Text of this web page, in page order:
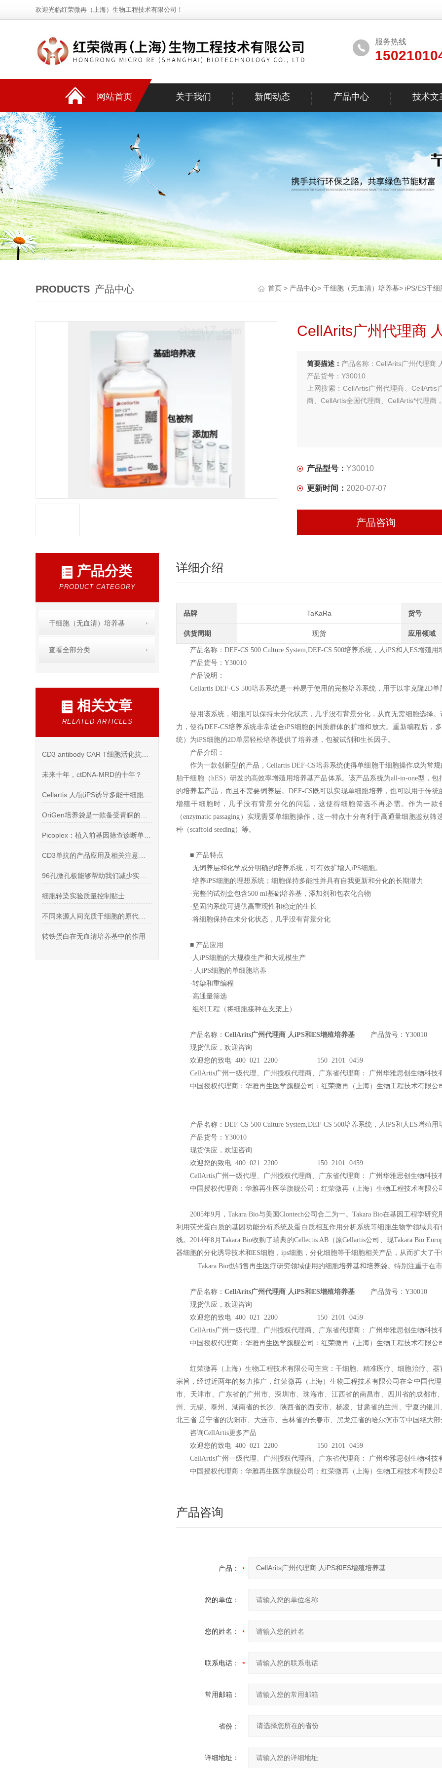
欢迎光临红荣微再（上海）生物工程技术有限公司！
服务热线
网站首页 关于我们 新闻动态 产品中心 技术文
PRODUCTS 产品中心 首页 > 产品中心> 干细胞（无血清）培养基> iPS/ES干
CellArits广州代理商
简要描述： 产品名称：CellArits广州代理商
产品货号：Y30010
上网搜索：CellArtis广州代理商、
商、CellArtis全国代理商、CellArtis*代理商
产品型号： Y30010
更新时间： 2020-07-07
产品咨询
产品分类
PRODUCT CATEGORY
干细胞（无血清）培养基
查看全部分类
相关文章
RELATED ARTICLES
未来十年，ctDNA-MRD的十年？
细胞转染实验质量控制贴士
转铁蛋白在无血清培养基中的作用
详细介绍
品牌 TaKaRa 货号
供货周期 现货 应用领域
产品名称：DEF-CS 500 Culture System,DEF-CS 500培养系统，人iPS和人ES增殖用
产品货号：Y30010
产品说明：
Cellartis DEF-CS 500培养系统是一种易于使用的完整培养系统，用于以非克隆2D单
使用该系统，细胞可以保持未分化状态，几乎没有背景分化，从而无需细胞选择
力，使得DEF-CS培养系统非常适合iPS细胞的同质群体的扩增和放大。重新编程后，
统）为iPS细胞的2D单层轻松培养提供了培养基，包被试剂和生长因子。
产品介绍：
作为一款创新型的产品，Cellartis DEF-CS培养系统使得单细胞干细胞操作成为常
胎干细胞（hES）研发的高效率增殖用培养基产品体系。该产品系统为all-in-one型，
的培养基产品，而且不需要饲养层。DEF-CS既可以实现单细胞培养，也可以用于传
增殖干细胞时，几乎没有背景分化的问题，这使得细胞筛选不再必需。作为一
（enzymatic passaging）实现需要单细胞操作，这一特点十分有利于高通量细胞鉴别筛
种（scaffold seeding）等。
■ 产品特点
·无饲养层和化学成分明确的培养系统，可有效扩增人iPS细胞。
·培养iPS细胞的理想系统；细胞保持多能性并具有自我更新和分化的长期潜力
·完整的试剂盒包含500 ml基础培养基，添加剂和包衣化合物
·坚固的系统可提供高重现性和稳定的生长
·将细胞保持在未分化状态，几乎没有背景分化
■ 产品应用
·人iPS细胞的大规模生产和大规模生产
· 人iPS细胞的单细胞培养
·转染和重编程
·高通量筛选
·组织工程（将细胞接种在支架上）
产品名称： CellArits广州代理商 人iPS和ES增殖培养基 产品货号：Y30010
现货供应，欢迎咨询
欢迎您的致电 400 021 2200 150 2101 0459
CellArtis广州一级代理、广州授权代理商、广东省代理商： 广州华雅思创生物科技
中国授权代理商：华雅再生医学旗舰公司：红荣微再（上海）生物工程技术有限公
产品名称：DEF-CS 500 Culture System,DEF-CS 500培养系统，人iPS和人ES增殖用
产品货号：Y30010
现货供应，欢迎咨询
欢迎您的致电 400 021 2200 150 2101 0459
CellArtis广州一级代理、广州授权代理商、广东省代理商： 广州华雅思创生物科技
中国授权代理商：华雅再生医学旗舰公司：红荣微再（上海）生物工程技术有限公
2005年9月，Takara Bio与美国Clontech公司合二为一。Takara Bio在基因工程学研
利用荧光蛋白质的基因功能分析系统及蛋白质相互作用分析系统等细胞生物学领域具
线。2014年8月Takara Bio收购了瑞典的Cellectis AB（原Cellartis公司、现Takara Bio
器细胞的分化诱导技术和ES细胞，ips细胞，分化细胞等干细胞相关产品，从而扩大了干
Takara Bio也销售再生医疗研究领域使用的细胞培养基和培养袋。特别注重于在
产品名称： CellArits广州代理商 人iPS和ES增殖培养基 产品货号：Y30010
现货供应，欢迎咨询
欢迎您的致电 400 021 2200 150 2101 0459
CellArtis广州一级代理、广州授权代理商、广东省代理商： 广州华雅思创生物科技
中国授权代理商：华雅再生医学旗舰公司：红荣微再（上海）生物工程技术有限公
红荣微再（上海）生物工程技术有限公司主营：干细胞、精准医疗、细胞治疗、
宗旨，经过近两年的努力推广，红荣微再（上海）生物工程技术有限公司在全中国代
市、天津市、广东省的广州市、深圳市、珠海市、江西省的南昌市、四川省的成都
州、无锡、泰州、湖南省的长沙、陕西省的西安市、杨凌、甘肃省的兰州、宁夏的银
北三省 辽宁省的沈阳市、大连市、吉林省的长春市、黑龙江省的哈尔滨市等中国绝大部
咨询CellArtis更多产品
欢迎您的致电 400 021 2200 150 2101 0459
CellArtis广州一级代理、广州授权代理商、广东省代理商： 广州华雅思创生物科技
中国授权代理商：华雅再生医学旗舰公司：红荣微再（上海）生物工程技术有限公
产品咨询
产品：
您的单位：
您的姓名：
联系电话：
常用邮箱：
省份：
详细地址：